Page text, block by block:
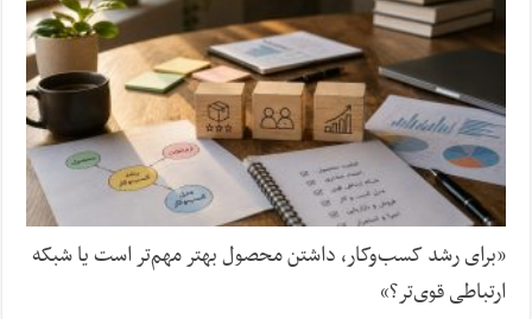
«برای رشد کسب‌وکار، داشتن محصول بهتر مهم‌تر است یا شبکه
ارتباطی قوی‌تر؟»